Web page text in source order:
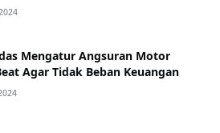
Mengatur Angsuran Motor
Agar Tidak Beban Keuangan